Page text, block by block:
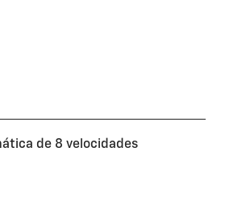
de 8 velocidades